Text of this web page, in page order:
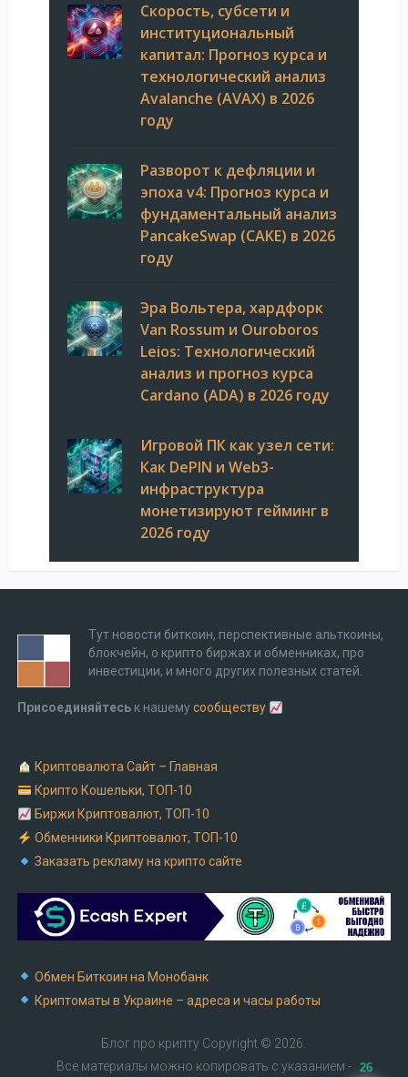
Скорость, субсети и
институциональный
капитал: Прогноз курса и
технологический анализ
Avalanche (AVAX) в 2026
году
Разворот к дефляции и
эпоха v4: Прогноз курса и
фундаментальный анализ
PancakeSwap (CAKE) в 2026
году
Эра Вольтера, хардфорк
Van Rossum и Ouroboros
Leios: Технологический
анализ и прогноз курса
Cardano (ADA) в 2026 году
Игровой ПК как узел сети:
Как DePIN и Web3-
инфраструктура
монетизируют гейминг в
2026 году
Тут новости биткоин, перспективные альткоины,
блокчейн, о крипто биржах и обменниках, про
инвестиции, и много других полезных статей.
Присоединяйтесь к нашемусообществу
Криптовалюта Cайт – Главная
Крипто Кошельки, ТОП-10
Биржи Криптовалют, ТОП-10
Обменники Криптовалют, ТОП-10
Заказать рекламу на крипто сайте
Обмен Биткоин на Монобанк
Криптоматы в Украине – адреса и часы работы
Блог про крипту Copyright © 2026.
Все материалы можно копировать с указанием -
26